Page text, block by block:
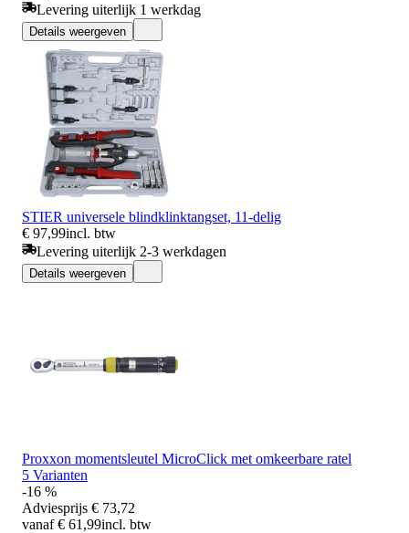
Levering uiterlijk 1 werkdag
Details weergeven
STIER universele blindklinktangset, 11-delig
€ 97,99incl. btw
Levering uiterlijk 2-3 werkdagen
Details weergeven
Proxxon momentsleutel MicroClick met omkeerbare ratel
5 Varianten
-16 %
Adviesprijs € 73,72
vanaf € 61,99incl. btw